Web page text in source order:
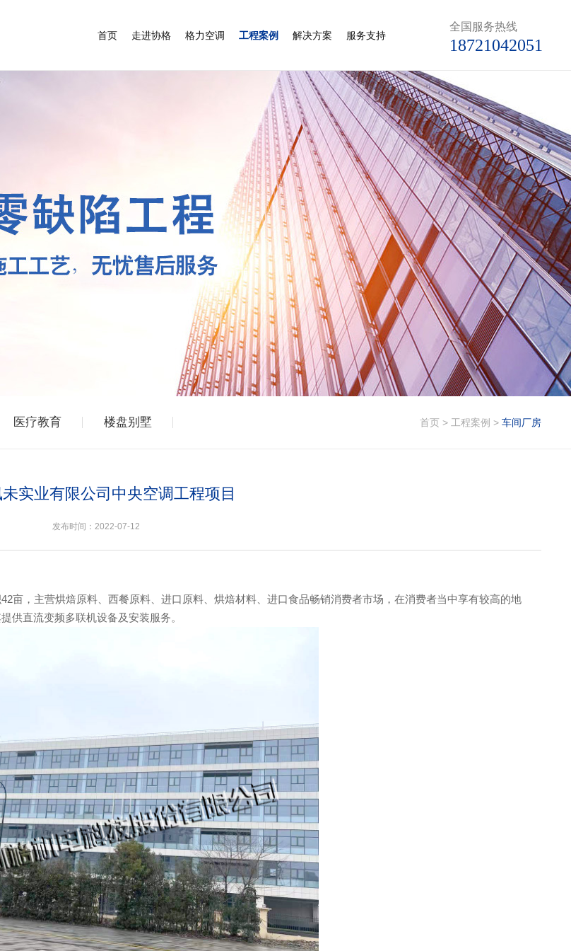
全国服务热线
18721042051
首页 走进协格 格力空调 工程案例 解决方案 服务支持
医疗教育 楼盘别墅 首页> 工程案例 > 车间厂房
实业有限公司中央空调工程项目
发布时间：2022-07-12
亩，主营烘焙原料、西餐原料、进口原料、烘焙材料、进口食品畅销消费者市场，在消费者当中享有较高的地
供直流变频多联机设备及安装服务。